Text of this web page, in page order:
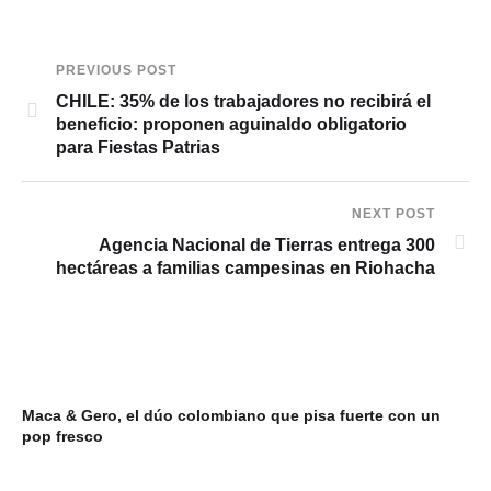
PREVIOUS POST
CHILE: 35% de los trabajadores no recibirá el
beneficio: proponen aguinaldo obligatorio
para Fiestas Patrias
NEXT POST
Agencia Nacional de Tierras entrega 300
hectáreas a familias campesinas en Riohacha
Maca & Gero, el dúo colombiano que pisa fuerte con un
pop fresco